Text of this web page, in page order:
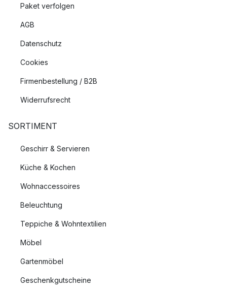
Paket verfolgen
AGB
Datenschutz
Cookies
Firmenbestellung / B2B
Widerrufsrecht
SORTIMENT
Geschirr & Servieren
Küche & Kochen
Wohnaccessoires
Beleuchtung
Teppiche & Wohntextilien
Möbel
Gartenmöbel
Geschenkgutscheine